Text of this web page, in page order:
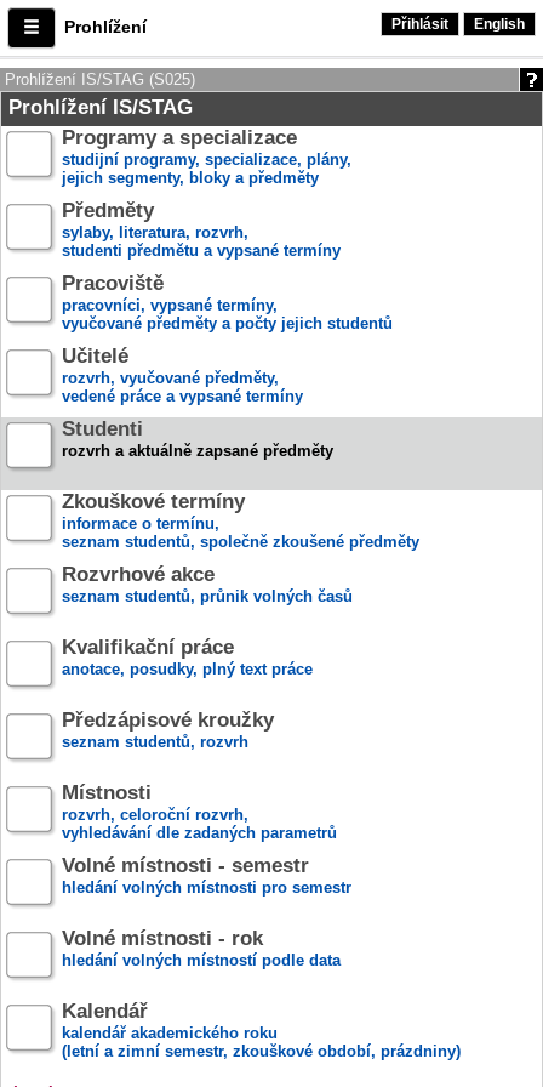
Prohlížení Přihlásit English
Prohlížení IS/STAG (S025)
Prohlížení IS/STAG
Programy a specializace
studijní programy, specializace, plány,
jejich segmenty, bloky a předměty
Předměty
sylaby, literatura, rozvrh,
studenti předmětu a vypsané termíny
Pracoviště
pracovníci, vypsané termíny,
vyučované předměty a počty jejich studentů
Učitelé
rozvrh, vyučované předměty,
vedené práce a vypsané termíny
Studenti
rozvrh a aktuálně zapsané předměty
Zkouškové termíny
informace o termínu,
seznam studentů, společně zkoušené předměty
Rozvrhové akce
seznam studentů, průnik volných časů
Kvalifikační práce
anotace, posudky, plný text práce
Předzápisové kroužky
seznam studentů, rozvrh
Místnosti
rozvrh, celoroční rozvrh,
vyhledávání dle zadaných parametrů
Volné místnosti - semestr
hledání volných místnosti pro semestr
Volné místnosti - rok
hledání volných místností podle data
Kalendář
kalendář akademického roku
(letní a zimní semestr, zkouškové období, prázdniny)